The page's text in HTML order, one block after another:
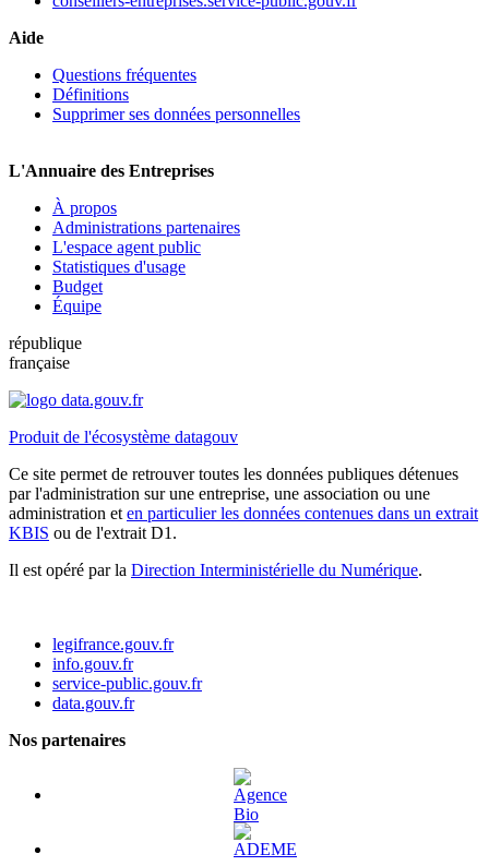
Aide
Questions fréquentes
Définitions
Supprimer ses données personnelles
L'Annuaire des Entreprises
À propos
Administrations partenaires
L'espace agent public
Statistiques d'usage
Budget
Équipe
république
française
Produit de l'écosystème datagouv
Ce site permet de retrouver toutes les données publiques détenues
par l'administration sur une entreprise, une association ou une
administration et en particulier les données contenues dans un extrait
KBIS ou de l'extrait D1.
Il est opéré par la Direction Interministérielle du Numérique.
legifrance.gouv.fr
info.gouv.fr
service-public.gouv.fr
data.gouv.fr
Nos partenaires